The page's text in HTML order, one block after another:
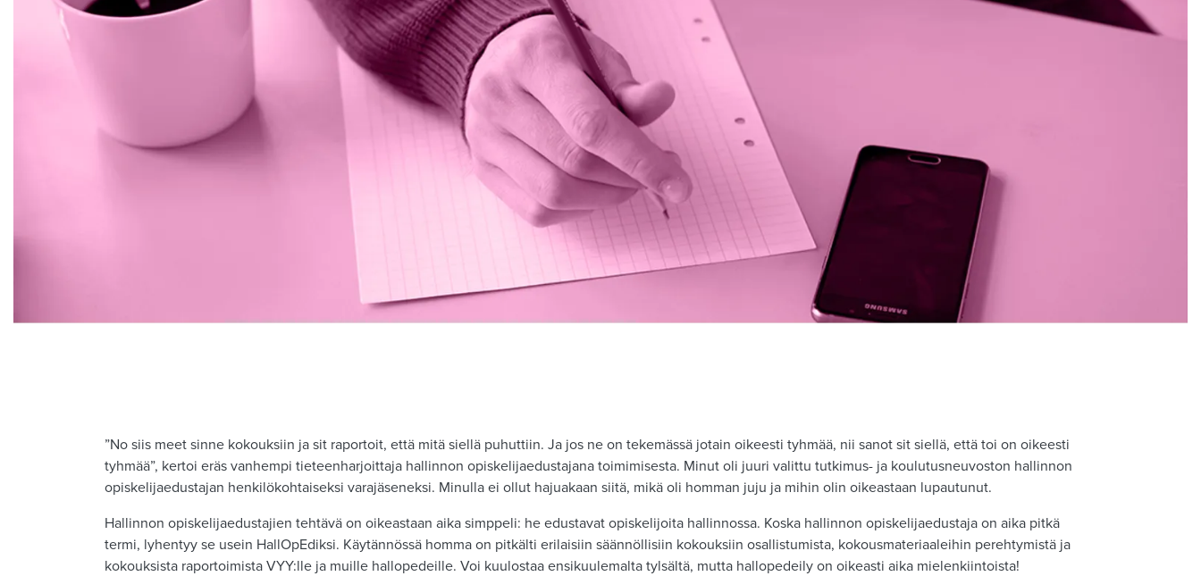
”No siis meet sinne kokouksiin ja sit raportoit, että mitä siellä puhuttiin. Ja jos ne on tekemässä jotain oikeesti tyhmää, nii sanot sit siellä, että toi on oikeesti
tyhmää”, kertoi eräs vanhempi tieteenharjoittaja hallinnon opiskelijaedustajana toimimisesta. Minut oli juuri valittu tutkimus- ja koulutusneuvoston hallinnon
opiskelijaedustajan henkilökohtaiseksi varajäseneksi. Minulla ei ollut hajuakaan siitä, mikä oli homman juju ja mihin olin oikeastaan lupautunut.
Hallinnon opiskelijaedustajien tehtävä on oikeastaan aika simppeli: he edustavat opiskelijoita hallinnossa. Koska hallinnon opiskelijaedustaja on aika pitkä
termi, lyhentyy se usein HallOpEdiksi. Käytännössä homma on pitkälti erilaisiin säännöllisiin kokouksiin osallistumista, kokousmateriaaleihin perehtymistä ja
kokouksista raportoimista VYY:lle ja muille hallopedeille. Voi kuulostaa ensikuulemalta tylsältä, mutta hallopedeily on oikeasti aika mielenkiintoista!